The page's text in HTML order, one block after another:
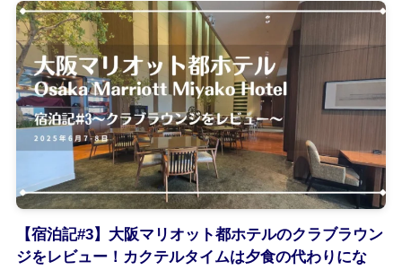
【宿泊記#3】大阪マリオット都ホテルのクラブラウン
ジをレビュー！カクテルタイムは夕食の代わりにな